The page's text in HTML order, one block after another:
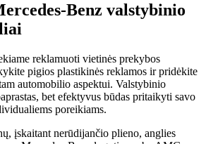
Benz valstybinio
reklamuoti vietinės prekybos
pigios plastikinės reklamos ir pridėkite
automobilio aspektui. Valstybinio
bet efektyvus būdas pritaikyti savo
poreikiams.
įskaitant nerūdijančio plieno, anglies